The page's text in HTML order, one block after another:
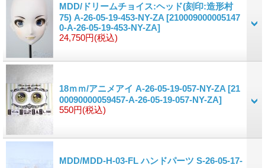
MDD/ドリームチョイス:ヘッド(刻印:造形村
75) A-26-05-19-453-NY-ZA [210009000005147
0-A-26-05-19-453-NY-ZA]
24,750円(税込)
18ｍｍ/アニメアイ A-26-05-19-057-NY-ZA [21
00090000059457-A-26-05-19-057-NY-ZA]
550円(税込)
MDD/MDD-H-03-FL ハンドパーツ S-26-05-17-